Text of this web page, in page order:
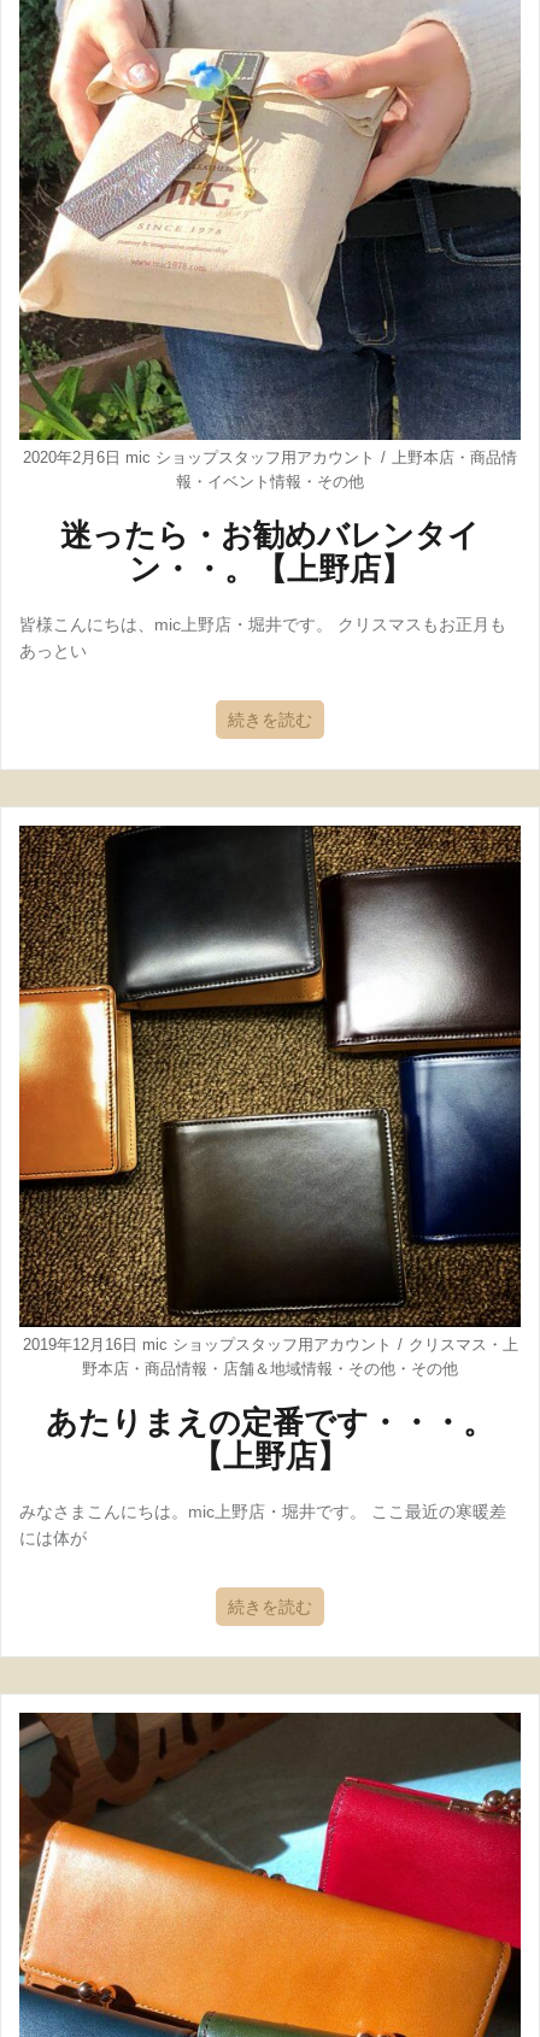
2020年2月6日 mic ショップスタッフ用アカウント 上野本店 ・ 商品情
報 ・ イベント情報 ・ その他
迷ったら・お勧めバレンタイ
ン・・。【上野店】
皆様こんにちは、mic上野店・堀井です。 クリスマスもお正月も
あっとい
続きを読む
2019年12月16日 mic ショップスタッフ用アカウント クリスマス ・ 上
野本店 ・ 商品情報 ・ 店舗＆地域情報 ・ その他 ・ その他
あたりまえの定番です・・・。
【上野店】
みなさまこんにちは。mic上野店・堀井です。 ここ最近の寒暖差
には体が
続きを読む